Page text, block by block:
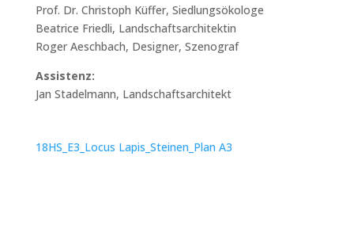
Prof. Dr. Christoph Küffer, Siedlungsökologe
Beatrice Friedli, Landschaftsarchitektin
Roger Aeschbach, Designer, Szenograf
Assistenz:
Jan Stadelmann, Landschaftsarchitekt
18HS_E3_Locus Lapis_Steinen_Plan A3